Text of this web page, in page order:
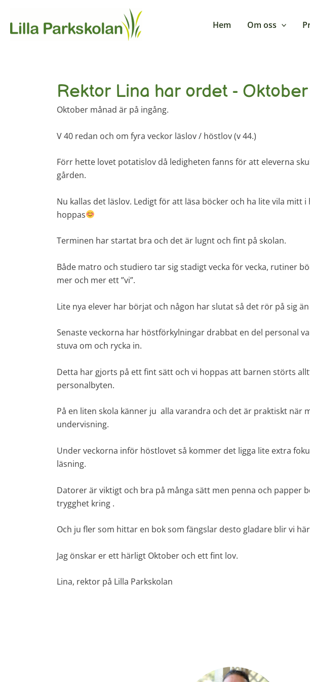
innehåll
Hem Om oss
Rektor Lina har ordet - Oktober
Oktober månad är på ingång.
V 40 redan och om fyra veckor läslov / höstlov (v 44.)
Förr hette lovet potatislov då ledigheten fanns för att eleverna
gården.
Nu kallas det läslov. Ledigt för att läsa böcker och ha lite vila mitt
hoppas
Terminen har startat bra och det är lugnt och fint på skolan.
Både matro och studiero tar sig stadigt vecka för vecka, rutiner
mer och mer ett ”vi”.
Lite nya elever har börjat och någon har slutat så det rör på sig
Senaste veckorna har höstförkylningar drabbat en del personal
stuva om och rycka in.
Detta har gjorts på ett fint sätt och vi hoppas att barnen störts
personalbyten.
På en liten skola känner ju alla varandra och det är praktiskt när
undervisning.
Under veckorna inför höstlovet så kommer det ligga lite extra
läsning.
Datorer är viktigt och bra på många sätt men penna och papper
trygghet kring .
Och ju fler som hittar en bok som fängslar desto gladare blir vi
Jag önskar er ett härligt Oktober och ett fint lov.
Lina, rektor på Lilla Parkskolan